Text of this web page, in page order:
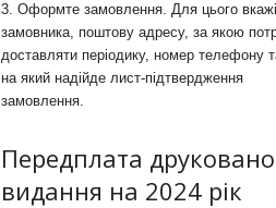
3. Оформте замовлення. Для цього
замовника, поштову адресу, за якою
доставляти періодику, номер телефону
на який надійде лист-підтвердження
замовлення.
Передплата
видання на 2024 рік